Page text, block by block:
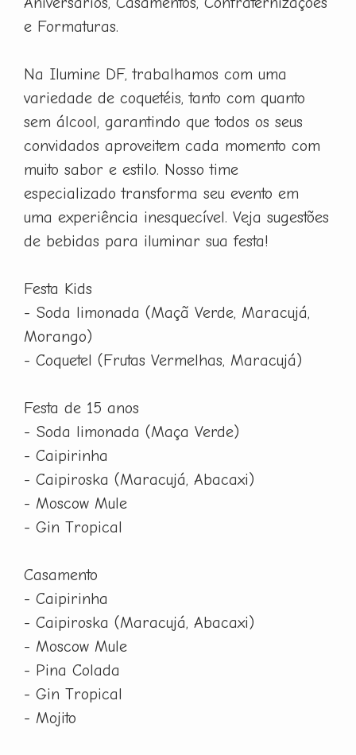
e Formaturas.
Na Ilumine DF, trabalhamos com uma
variedade de coquetéis, tanto com quanto
sem álcool, garantindo que todos os seus
convidados aproveitem cada momento com
muito sabor e estilo. Nosso time
especializado transforma seu evento em
uma experiência inesquecível. Veja sugestões
de bebidas para iluminar sua festa!
Festa Kids
- Soda limonada (Maçã Verde, Maracujá,
Morango)
- Coquetel (Frutas Vermelhas, Maracujá)
Festa de 15 anos
- Soda limonada (Maça Verde)
- Caipirinha
- Caipiroska (Maracujá, Abacaxi)
- Moscow Mule
- Gin Tropical
Casamento
- Caipirinha
- Caipiroska (Maracujá, Abacaxi)
- Moscow Mule
- Pina Colada
- Gin Tropical
- Mojito